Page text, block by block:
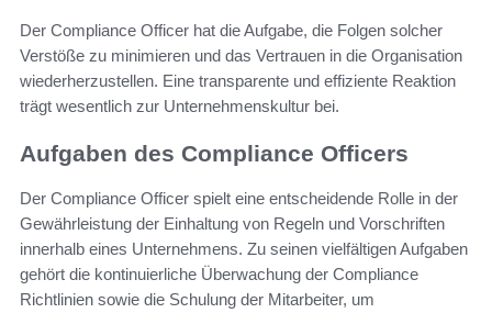
Der Compliance Officer hat die Aufgabe, die Folgen solcher
Verstöße zu minimieren und das Vertrauen in die Organisation
wiederherzustellen. Eine transparente und effiziente Reaktion
trägt wesentlich zur Unternehmenskultur bei.
Aufgaben des Compliance Officers
Der Compliance Officer spielt eine entscheidende Rolle in der
Gewährleistung der Einhaltung von Regeln und Vorschriften
innerhalb eines Unternehmens. Zu seinen vielfältigen Aufgaben
gehört die kontinuierliche Überwachung der Compliance
Richtlinien sowie die Schulung der Mitarbeiter, um